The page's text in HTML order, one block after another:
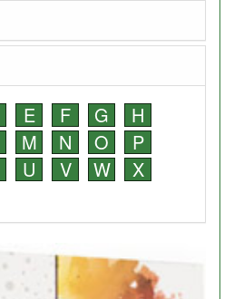
E F G
H
M N O
P
U V W
X